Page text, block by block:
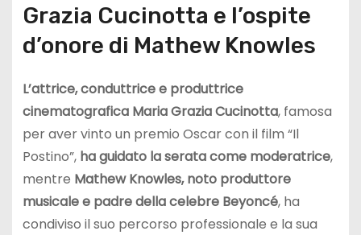
Grazia Cucinotta e l’ospite
d’onore di Mathew Knowles
L’attrice, conduttrice e produttrice
cinematografica Maria Grazia Cucinotta, famosa
per aver vinto un premio Oscar con il film “Il
Postino”, ha guidato la serata come moderatrice,
mentre Mathew Knowles, noto produttore
musicale e padre della celebre Beyoncé, ha
condiviso il suo percorso professionale e la sua